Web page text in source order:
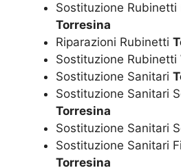
Sostituzione Rubinetti
Torresina
Riparazioni Rubinetti
Sostituzione Rubinetti
Sostituzione Sanitari
Sostituzione Sanitari
Torresina
Sostituzione Sanitari
Sostituzione Sanitari
Torresina